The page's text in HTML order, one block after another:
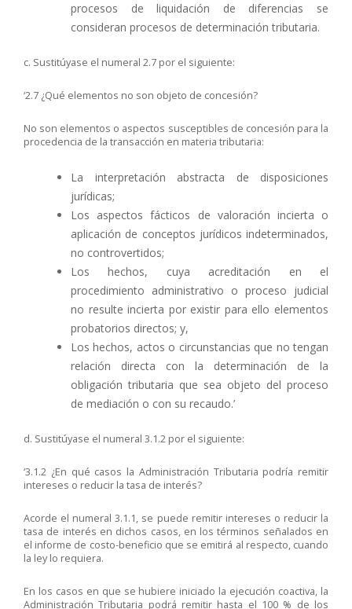
procesos de liquidación de diferencias se
consideran procesos de determinación tributaria.
c. Sustitúyase el numeral 2.7 por el siguiente:
‘2.7 ¿Qué elementos no son objeto de concesión?
No son elementos o aspectos susceptibles de concesión para la
procedencia de la transacción en materia tributaria:
La interpretación abstracta de disposiciones
jurídicas;
Los aspectos fácticos de valoración incierta o
aplicación de conceptos jurídicos indeterminados,
no controvertidos;
Los hechos, cuya acreditación en el
procedimiento administrativo o proceso judicial
no resulte incierta por existir para ello elementos
probatorios directos; y,
Los hechos, actos o circunstancias que no tengan
relación directa con la determinación de la
obligación tributaria que sea objeto del proceso
de mediación o con su recaudo.’
d. Sustitúyase el numeral 3.1.2 por el siguiente:
‘3.1.2 ¿En qué casos la Administración Tributaria podría remitir
intereses o reducir la tasa de interés?
Acorde el numeral 3.1.1, se puede remitir intereses o reducir la
tasa de interés en dichos casos, en los términos señalados en
el informe de costo-beneficio que se emitirá al respecto, cuando
la ley lo requiera.
En los casos en que se hubiere iniciado la ejecución coactiva, la
Administración Tributaria podrá remitir hasta el 100 % de los